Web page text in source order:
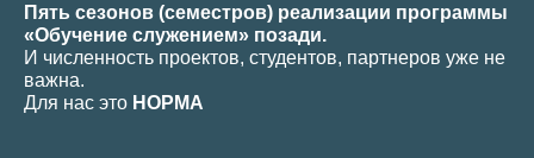
Пять сезонов (семестров) реализации программы
«Обучение служением» позади.
И численность проектов, студентов, партнеров уже не
важна.
Для нас это НОРМА